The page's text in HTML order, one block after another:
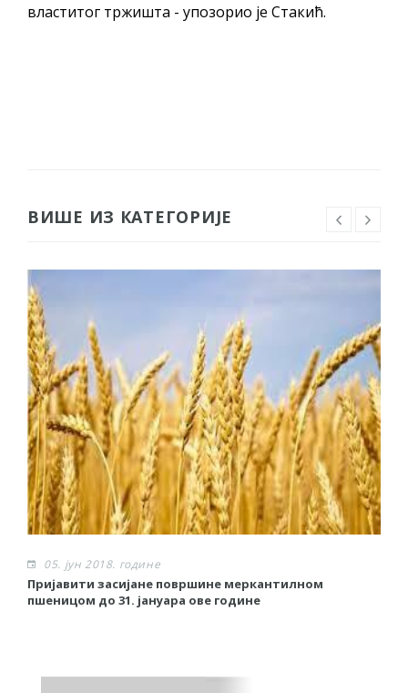
властитог тржишта - упозорио је Стакић.
ВИШЕ ИЗ КАТЕГОРИЈЕ
05. јун 2018. године
Пријавити засијане површине меркантилном
пшеницом до 31. јануара ове године